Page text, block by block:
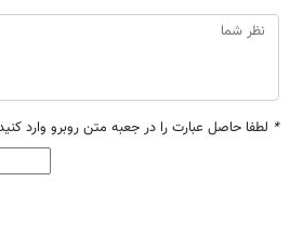
* لطفا حاصل عبارت را در جعبه متن روبرو وارد